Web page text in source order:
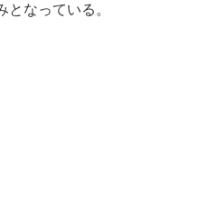
なっている。